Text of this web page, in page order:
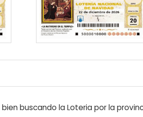
buscando la Loteria por la